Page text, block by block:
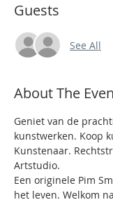
Guests
See All
About The
Geniet van de
kunstwerken. Koop
Kunstenaar.
Artstudio.
Een originele Pim
het leven. Welkom